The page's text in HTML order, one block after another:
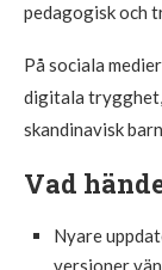
pedagogisk och
På sociala
digitala trygghet,
skandinavisk
Vad
Nyare
versioner